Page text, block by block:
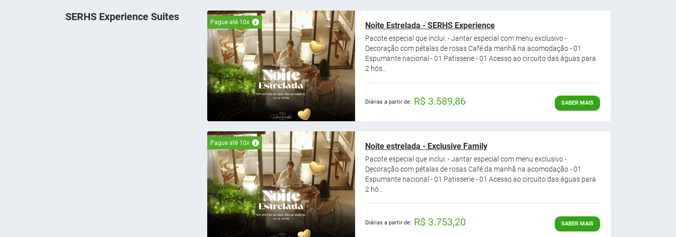
SERHS Experience Suites Pague até 10x Noite Estrelada - SERHS Experience
Pacote especial que inclui: - Jantar especial com menu exclusivo -
Decoração com pétalas de rosas Café da manhã na acomodação - 01
Espumante nacional - 01 Patisserie - 01 Acesso ao circuito das águas para
2 hós...
Diárias a partir de: R$ 3.589,86 SABER MAIS
Pague até 10x Noite estrelada - Exclusive Family
Pacote especial que inclui: - Jantar especial com menu exclusivo -
Decoração com pétalas de rosas Café da manhã na acomodação - 01
Espumante nacional - 01 Patisserie - 01 Acesso ao circuito das águas para
2 hó...
Diárias a partir de: R$ 3.753,20 SABER MAIS